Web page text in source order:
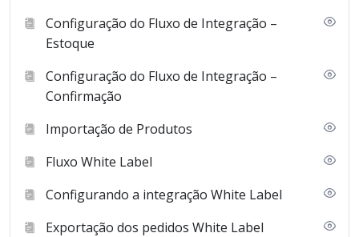
Configuração do Fluxo de Integração –
Estoque
Configuração do Fluxo de Integração –
Confirmação
Importação de Produtos
Fluxo White Label
Configurando a integração White Label
Exportação dos pedidos White Label